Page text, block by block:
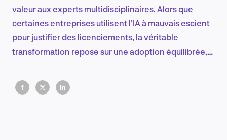
EN
valeur aux experts multidisciplinaires. Alors que
certaines entreprises utilisent l'IA à mauvais escient
pour justifier des licenciements, la véritable
transformation repose sur une adoption équilibrée,
talents hybrides pour la prochaine phase de
croissance.